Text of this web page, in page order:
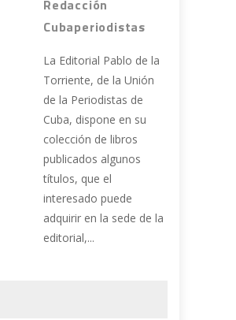
Redacción
Cubaperiodistas
La Editorial Pablo de la
Torriente, de la Unión
de la Periodistas de
Cuba, dispone en su
colección de libros
publicados algunos
títulos, que el
interesado puede
adquirir en la sede de la
editorial,...